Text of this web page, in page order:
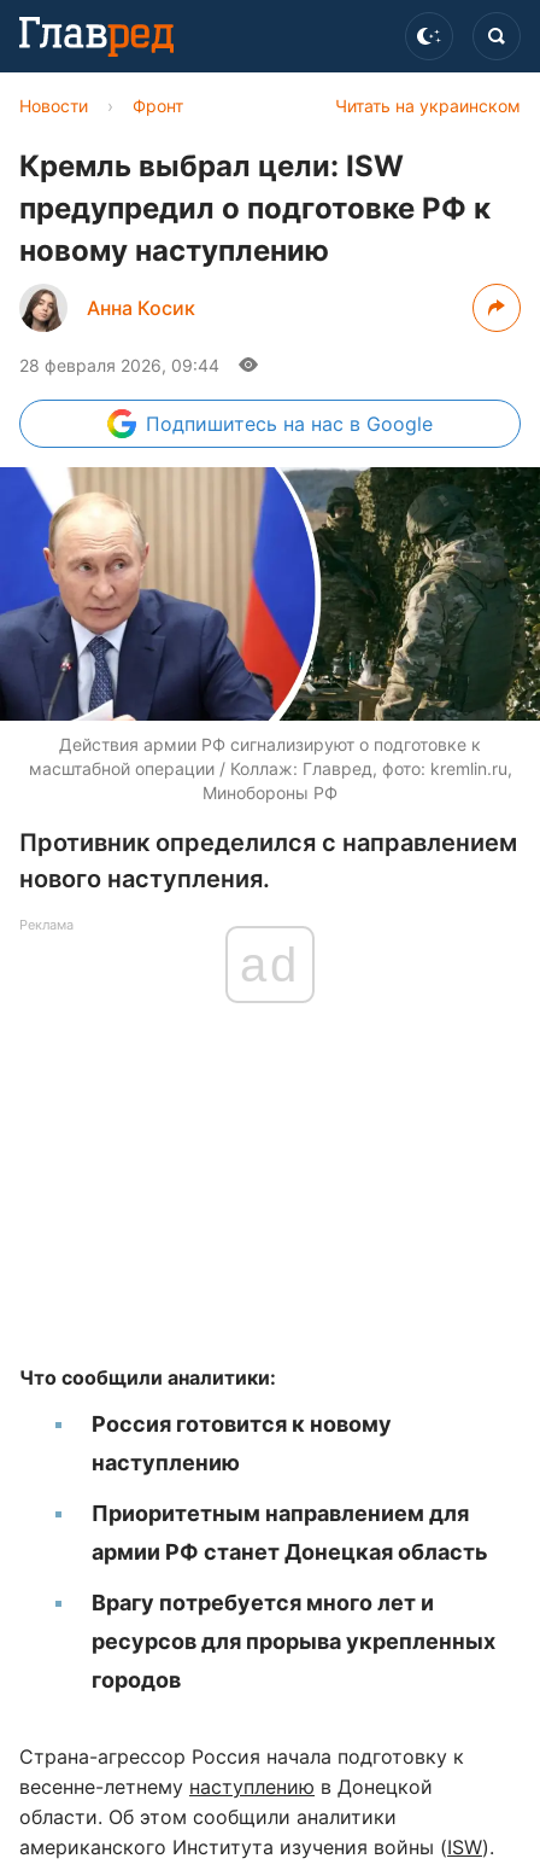
Читать на украинском
Новости › Фронт
Кремль выбрал цели: ISW
предупредил о подготовке РФ к
новому наступлению
Анна Косик
28 февраля 2026, 09:44
Подпишитесь на нас в Google
Действия армии РФ сигнализируют о подготовке к
масштабной операции / Коллаж: Главред, фото: kremlin.ru,
Минобороны РФ
Противник определился с направлением
нового наступления.
Реклама
ad
Что сообщили аналитики:
Россия готовится к новому
наступлению
Приоритетным направлением для
армии РФ станет Донецкая область
Врагу потребуется много лет и
ресурсов для прорыва укрепленных
городов
Страна-агрессор Россия начала подготовку к
весенне-летнему наступлению в Донецкой
области. Об этом сообщили аналитики
американского Института изучения войны (ISW).